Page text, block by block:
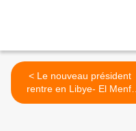
< Le nouveau président
rentre en Libye- El Menfi
revient par Benghazi et…